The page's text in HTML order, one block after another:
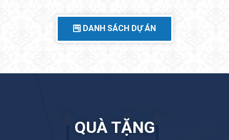
DANH SÁCH DỰ ÁN
QUÀ TẶNG